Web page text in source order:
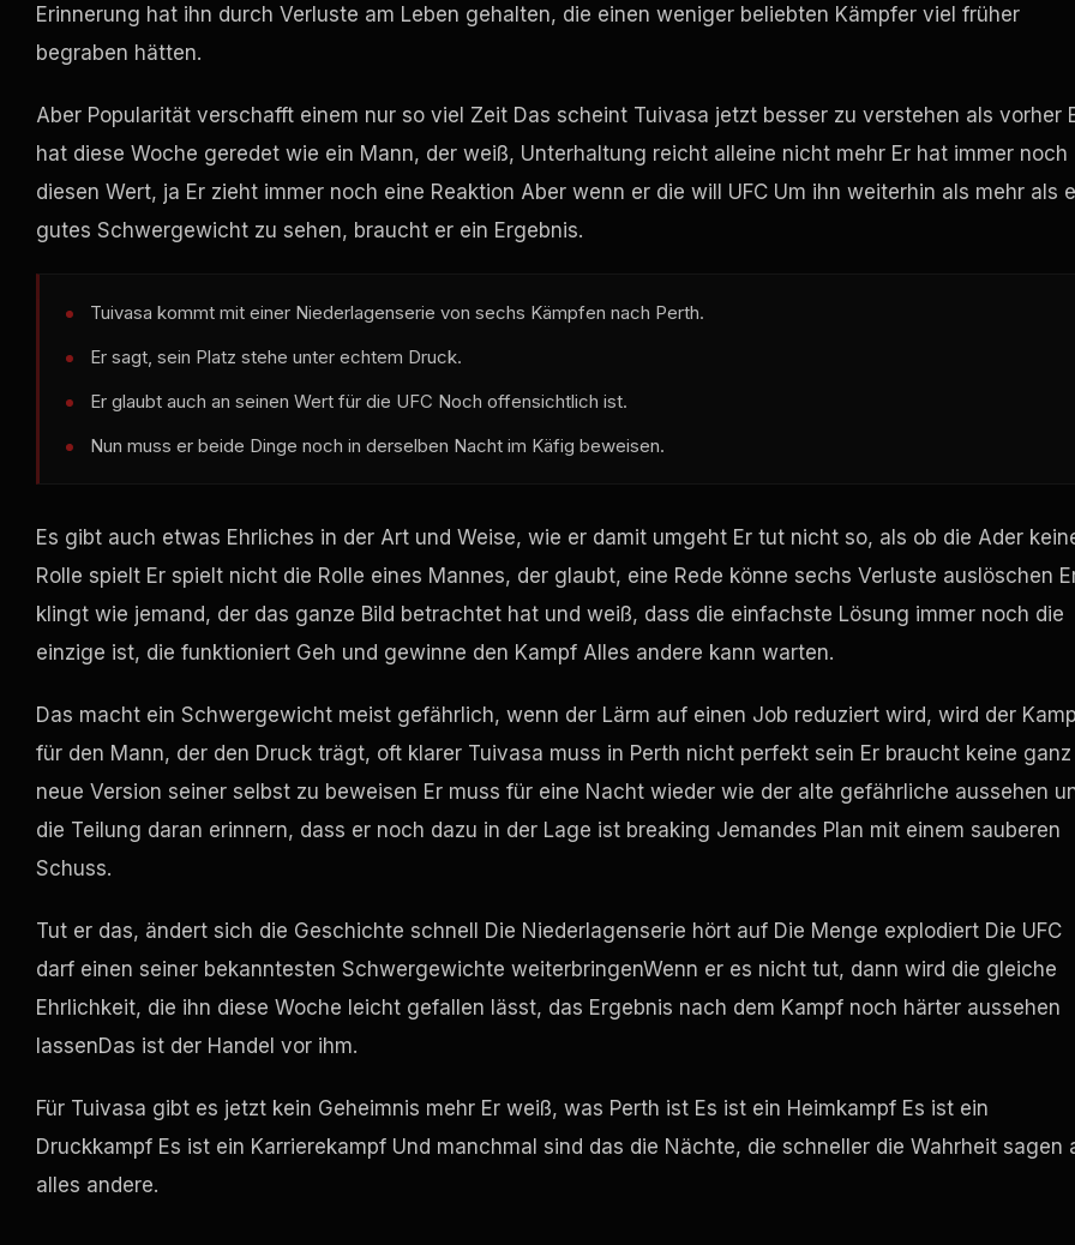
Erinnerung hat ihn durch Verluste am Leben gehalten, die einen weniger beliebten Kämpfer viel früher
begraben hätten.
Aber Popularität verschafft einem nur so viel Zeit Das scheint Tuivasa jetzt besser zu verstehen als vorher
hat diese Woche geredet wie ein Mann, der weiß, Unterhaltung reicht alleine nicht mehr Er hat immer noch
diesen Wert, ja Er zieht immer noch eine Reaktion Aber wenn er die will UFC Um ihn weiterhin als mehr als
gutes Schwergewicht zu sehen, braucht er ein Ergebnis.
Tuivasa kommt mit einer Niederlagenserie von sechs Kämpfen nach Perth.
Er sagt, sein Platz stehe unter echtem Druck.
Er glaubt auch an seinen Wert für die UFC Noch offensichtlich ist.
Nun muss er beide Dinge noch in derselben Nacht im Käfig beweisen.
Es gibt auch etwas Ehrliches in der Art und Weise, wie er damit umgeht Er tut nicht so, als ob die Ader
Rolle spielt Er spielt nicht die Rolle eines Mannes, der glaubt, eine Rede könne sechs Verluste auslöschen
klingt wie jemand, der das ganze Bild betrachtet hat und weiß, dass die einfachste Lösung immer noch die
einzige ist, die funktioniert Geh und gewinne den Kampf Alles andere kann warten.
Das macht ein Schwergewicht meist gefährlich, wenn der Lärm auf einen Job reduziert wird, wird der
für den Mann, der den Druck trägt, oft klarer Tuivasa muss in Perth nicht perfekt sein Er braucht keine ganz
neue Version seiner selbst zu beweisen Er muss für eine Nacht wieder wie der alte gefährliche aussehen
die Teilung daran erinnern, dass er noch dazu in der Lage ist breaking Jemandes Plan mit einem sauberen
Schuss.
Tut er das, ändert sich die Geschichte schnell Die Niederlagenserie hört auf Die Menge explodiert Die UFC
darf einen seiner bekanntesten Schwergewichte weiterbringenWenn er es nicht tut, dann wird die gleiche
Ehrlichkeit, die ihn diese Woche leicht gefallen lässt, das Ergebnis nach dem Kampf noch härter aussehen
lassenDas ist der Handel vor ihm.
Für Tuivasa gibt es jetzt kein Geheimnis mehr Er weiß, was Perth ist Es ist ein Heimkampf Es ist ein
Druckkampf Es ist ein Karrierekampf Und manchmal sind das die Nächte, die schneller die Wahrheit sagen
alles andere.